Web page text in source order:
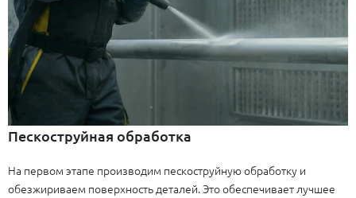
Пескоструйная обработка
На первом этапе производим пескоструйную обработку и
обезжириваем поверхность деталей. Это обеспечивает лучшее